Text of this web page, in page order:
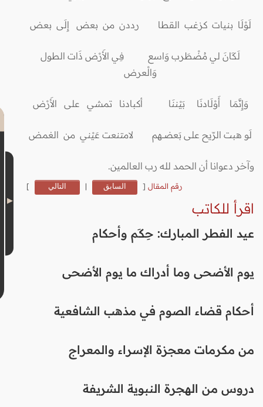
لَوْلَا بنيات كزغب القطا رددن من بعض إِلَى بعض
لَكَانَ لي مُضْطَرب وَاسع فِي الأَرْض ذَات الطول
وَالْعرض
وَإِنَّمَا أَوْلَادنَا بَيْننَا أكبادنا تمشي على الأَرْض
لَو هبت الرّيح على بَعضـــهم لامتنعت عَيْني من الغمض
وآخر دعوانا أن الحمد لله رب العالمين.
رقم المقال [ السابق | التالي ]
اقرأ للكاتب
عيد الفطر المبارك: حِكَم وأحكام
يوم الأضحى وما أدراك ما يوم الأضحى
أحكام قضاء الصوم في مذهب الشافعية
من مكرمات معجزة الإسراء والمعراج
دروس من الهجرة النبوية الشريفة